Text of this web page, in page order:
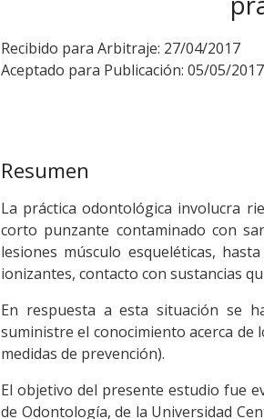
Recibido para Arbitraje: 27/04/2017
Aceptado para Publicación: 05/05/2017
Resumen
La práctica odontológica involucra
corto punzante contaminado con
lesiones músculo esqueléticas,
ionizantes, contacto con sustancias
En respuesta a esta situación se
suministre el conocimiento acerca de
medidas de prevención).
El objetivo del presente estudio fue
de Odontología, de la Universidad